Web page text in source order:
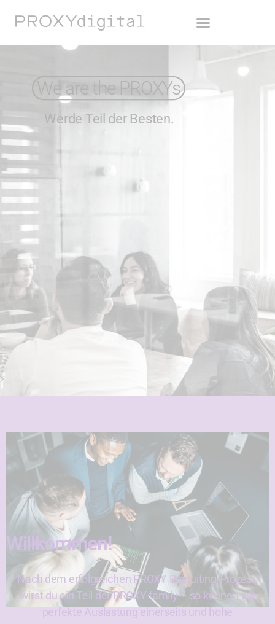
We are the PROXYs
Werde Teil der Besten.
Willkommen!
Nach dem erfolgreichen PROXY Recruiting-Prozess
wirst du ein Teil der PROXY family – so können wir